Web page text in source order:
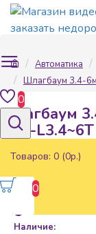
0
Товаров: 0 (0р.)
0
Автоматика
Шлагбаум 3.4-
Шлагбаум
VB0-L3.4~6T
Наличие: